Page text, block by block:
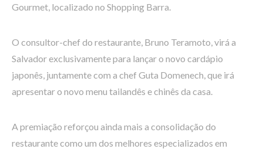
Gourmet, localizado no Shopping Barra.
O consultor-chef do restaurante, Bruno Teramoto, virá a
Salvador exclusivamente para lançar o novo cardápio
japonês, juntamente com a chef Guta Domenech, que irá
apresentar o novo menu tailandês e chinês da casa.
A premiação reforçou ainda mais a consolidação do
restaurante como um dos melhores especializados em